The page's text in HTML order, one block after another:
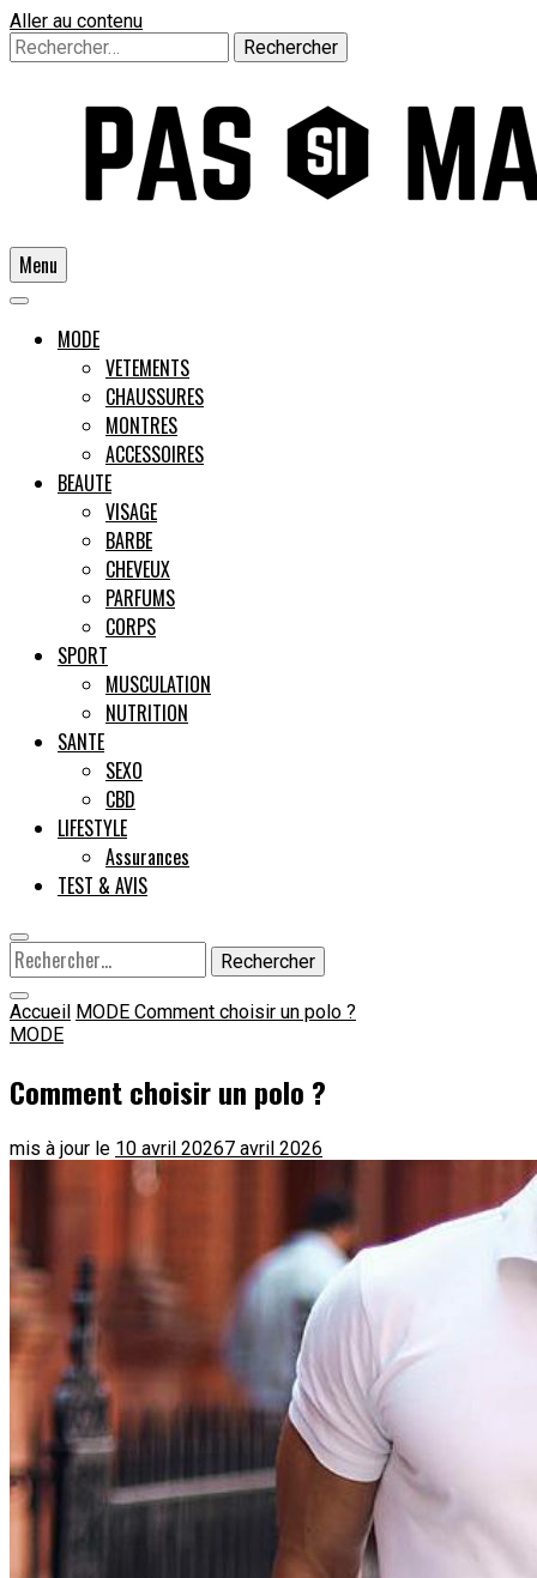
Aller au contenu
Rechercher :
Pas si
Male
Un guide pour l'homme moderne
Menu
MODE
VETEMENTS
CHAUSSURES
MONTRES
ACCESSOIRES
BEAUTE
VISAGE
BARBE
CHEVEUX
PARFUMS
CORPS
SPORT
MUSCULATION
NUTRITION
SANTE
SEXO
CBD
LIFESTYLE
Assurances
TEST & AVIS
Rechercher :
Accueil MODE Comment choisir un polo ?
MODE
Comment choisir un polo ?
mis à jour le 10 avril 20267 avril 2026